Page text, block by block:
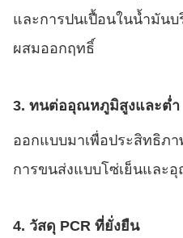
และการปนเปื้อนในน้ำมั
ผสมออกฤทธิ์
3. ทนต่ออุณหภูมิสูงและต่ำ
ออกแบบมาเพื่อประสิทธิภ
การขนส่งแบบโซ่เย็นและ
4. วัสดุ PCR ที่ยั่งยืน